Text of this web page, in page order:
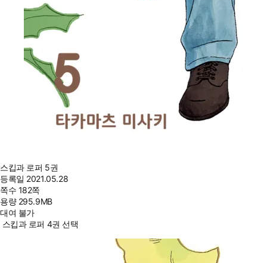
스킵과 로퍼 5권
등록일 2021.05.28
쪽수 182쪽
용량 295.9MB
대여 불가
스킵과 로퍼 4권 선택